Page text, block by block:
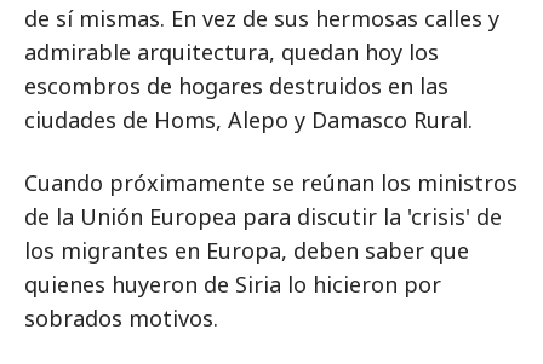
de sí mismas. En vez de sus hermosas calles y
admirable arquitectura, quedan hoy los
escombros de hogares destruidos en las
ciudades de Homs, Alepo y Damasco Rural.
Cuando próximamente se reúnan los ministros
de la Unión Europea para discutir la 'crisis' de
los migrantes en Europa, deben saber que
quienes huyeron de Siria lo hicieron por
sobrados motivos.